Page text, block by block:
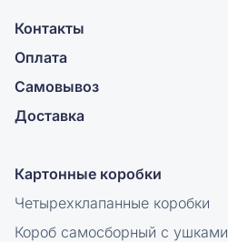
Контакты
Оплата
Самовывоз
Доставка
Картонные коробки
Четырехклапанные коробки
Короб самосборный с ушками